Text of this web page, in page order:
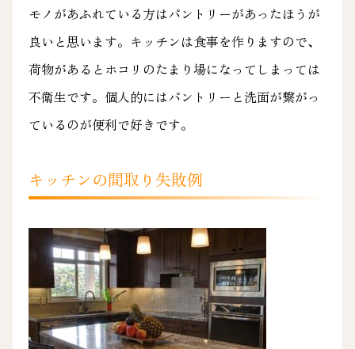
モノがあふれている方はパントリーがあったほうが
良いと思います。キッチンは食事を作りますので、
荷物があるとホコリのたまり場になってしまっては
不衛生です。個人的にはパントリーと洗面が繋がっ
ているのが便利で好きです。
キッチンの間取り失敗例